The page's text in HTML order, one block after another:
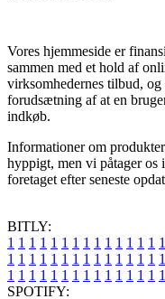
Vores hjemmeside er
sammen med et hold af
virksomhedernes tilbud,
forudsætning af at en
indkøb.
Informationer om
hyppigt, men vi påtager os
foretaget efter seneste
BITLY:
1 1 1 1 1 1 1 1 1 1 1 1 1 1 1
1 1 1 1 1 1 1 1 1 1 1 1 1 1 1
1 1 1 1 1 1 1 1 1 1 1 1 1 1 1
SPOTIFY: